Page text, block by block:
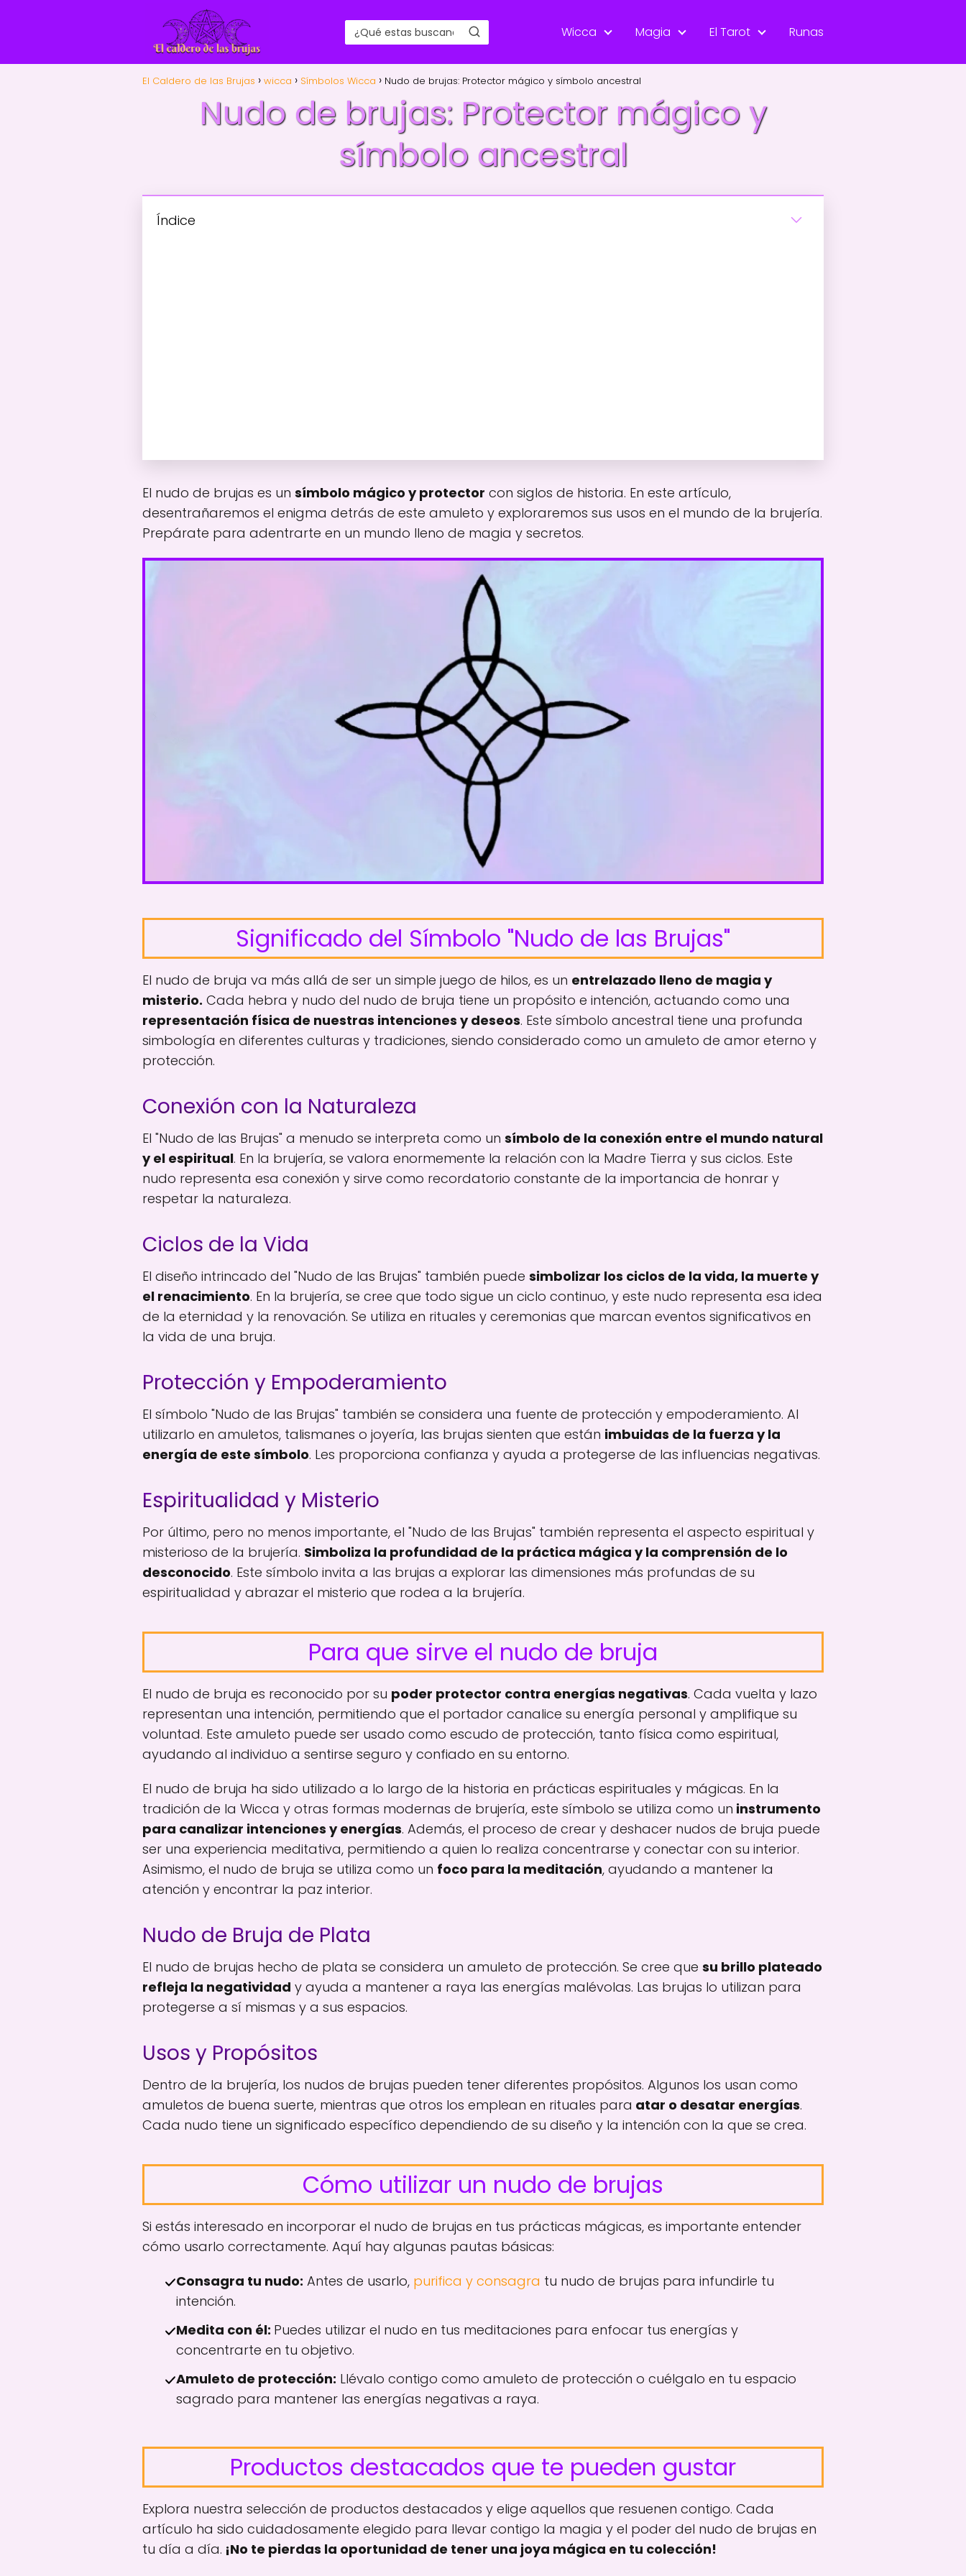
Wicca Magia El Tarot Runas
El Caldero de las Brujas wicca Símbolos Wicca Nudo de brujas: Protector mágico y símbolo ancestral
Nudo de brujas: Protector mágico y
símbolo ancestral
Índice
El nudo de brujas es un símbolo mágico y protector con siglos de historia. En este artículo,
desentrañaremos el enigma detrás de este amuleto y exploraremos sus usos en el mundo de la brujería.
Prepárate para adentrarte en un mundo lleno de magia y secretos.
Significado del Símbolo "Nudo de las Brujas"
El nudo de bruja va más allá de ser un simple juego de hilos, es un entrelazado lleno de magia y
misterio. Cada hebra y nudo del nudo de bruja tiene un propósito e intención, actuando como una
representación física de nuestras intenciones y deseos. Este símbolo ancestral tiene una profunda
simbología en diferentes culturas y tradiciones, siendo considerado como un amuleto de amor eterno y
protección.
Conexión con la Naturaleza
El "Nudo de las Brujas" a menudo se interpreta como un símbolo de la conexión entre el mundo natural
y el espiritual. En la brujería, se valora enormemente la relación con la Madre Tierra y sus ciclos. Este
nudo representa esa conexión y sirve como recordatorio constante de la importancia de honrar y
respetar la naturaleza.
Ciclos de la Vida
El diseño intrincado del "Nudo de las Brujas" también puede simbolizar los ciclos de la vida, la muerte y
el renacimiento. En la brujería, se cree que todo sigue un ciclo continuo, y este nudo representa esa idea
de la eternidad y la renovación. Se utiliza en rituales y ceremonias que marcan eventos significativos en
la vida de una bruja.
Protección y Empoderamiento
El símbolo "Nudo de las Brujas" también se considera una fuente de protección y empoderamiento. Al
utilizarlo en amuletos, talismanes o joyería, las brujas sienten que están imbuidas de la fuerza y ​​la
energía de este símbolo. Les proporciona confianza y ayuda a protegerse de las influencias negativas.
Espiritualidad y Misterio
Por último, pero no menos importante, el "Nudo de las Brujas" también representa el aspecto espiritual y
misterioso de la brujería. Simboliza la profundidad de la práctica mágica y la comprensión de lo
desconocido. Este símbolo invita a las brujas a explorar las dimensiones más profundas de su
espiritualidad y abrazar el misterio que rodea a la brujería.
Para que sirve el nudo de bruja
El nudo de bruja es reconocido por su poder protector contra energías negativas. Cada vuelta y lazo
representan una intención, permitiendo que el portador canalice su energía personal y amplifique su
voluntad. Este amuleto puede ser usado como escudo de protección, tanto física como espiritual,
ayudando al individuo a sentirse seguro y confiado en su entorno.
El nudo de bruja ha sido utilizado a lo largo de la historia en prácticas espirituales y mágicas. En la
tradición de la Wicca y otras formas modernas de brujería, este símbolo se utiliza como un instrumento
para canalizar intenciones y energías. Además, el proceso de crear y deshacer nudos de bruja puede
ser una experiencia meditativa, permitiendo a quien lo realiza concentrarse y conectar con su interior.
Asimismo, el nudo de bruja se utiliza como un foco para la meditación, ayudando a mantener la
atención y encontrar la paz interior.
Nudo de Bruja de Plata
El nudo de brujas hecho de plata se considera un amuleto de protección. Se cree que su brillo plateado
refleja la negatividad y ayuda a mantener a raya las energías malévolas. Las brujas lo utilizan para
protegerse a sí mismas y a sus espacios.
Usos y Propósitos
Dentro de la brujería, los nudos de brujas pueden tener diferentes propósitos. Algunos los usan como
amuletos de buena suerte, mientras que otros los emplean en rituales para atar o desatar energías.
Cada nudo tiene un significado específico dependiendo de su diseño y la intención con la que se crea.
Cómo utilizar un nudo de brujas
Si estás interesado en incorporar el nudo de brujas en tus prácticas mágicas, es importante entender
cómo usarlo correctamente. Aquí hay algunas pautas básicas:
Consagra tu nudo: Antes de usarlo, purifica y consagra tu nudo de brujas para infundirle tu
intención.
Medita con él: Puedes utilizar el nudo en tus meditaciones para enfocar tus energías y
concentrarte en tu objetivo.
Amuleto de protección: Llévalo contigo como amuleto de protección o cuélgalo en tu espacio
sagrado para mantener las energías negativas a raya.
Productos destacados que te pueden gustar
Explora nuestra selección de productos destacados y elige aquellos que resuenen contigo. Cada
artículo ha sido cuidadosamente elegido para llevar contigo la magia y el poder del nudo de brujas en
tu día a día. ¡No te pierdas la oportunidad de tener una joya mágica en tu colección!